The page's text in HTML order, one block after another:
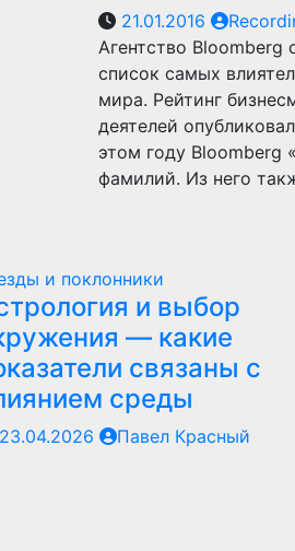
21.01.2016
Агентство Bloomberg
список самых
мира. Рейтинг
деятелей
этом году Bloomberg
фамилий. Из него
и поклонники
и выбор
— какие
связаны с
среды
23.04.2026 Павел Красный